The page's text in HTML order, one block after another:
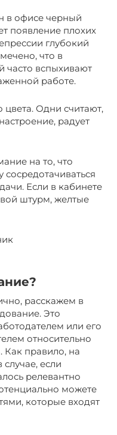
в офисе черный
появление плохих
глубокий
что в
часто вспыхивают
работе.
цвета. Одни считают,
радует
на то, что
Если в кабинете
штурм, желтые
расскажем в
Это
или его
относительно
Как правило, на
если
релевантно
можете
которые входят